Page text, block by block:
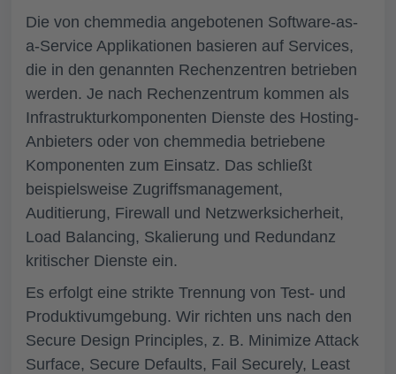
Die von chemmedia angebotenen Software-as-
a-Service Applikationen basieren auf Services,
die in den genannten Rechenzentren betrieben
werden. Je nach Rechenzentrum kommen als
Infrastrukturkomponenten Dienste des Hosting-
Anbieters oder von chemmedia betriebene
Komponenten zum Einsatz. Das schließt
beispielsweise Zugriffsmanagement,
Auditierung, Firewall und Netzwerksicherheit,
Load Balancing, Skalierung und Redundanz
kritischer Dienste ein.
Es erfolgt eine strikte Trennung von Test- und
Produktivumgebung. Wir richten uns nach den
Secure Design Principles, z. B. Minimize Attack
Surface, Secure Defaults, Fail Securely, Least